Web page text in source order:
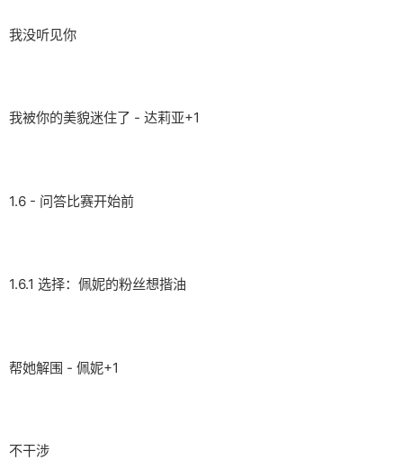
我没听见你
我被你的美貌迷住了 - 达莉亚+1
1.6 - 问答比赛开始前
1.6.1 选择：佩妮的粉丝想揩油
帮她解围 - 佩妮+1
不干涉